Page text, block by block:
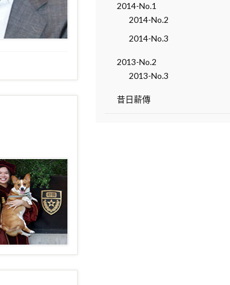
2014-No.1
2014-No.2
2014-No.3
2013-No.2
2013-No.3
昔日薪傳